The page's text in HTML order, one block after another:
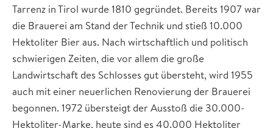
Tarrenz in Tirol wurde 1810 gegründet. Bereits 1907 war
die Brauerei am Stand der Technik und stieß 10.000
Hektoliter Bier aus. Nach wirtschaftlich und politisch
schwierigen Zeiten, die vor allem die große
Landwirtschaft des Schlosses gut übersteht, wird 1955
auch mit einer neuerlichen Renovierung der Brauerei
begonnen. 1972 übersteigt der Ausstoß die 30.000-
Hektoliter-Marke, heute sind es 40.000 Hektoliter